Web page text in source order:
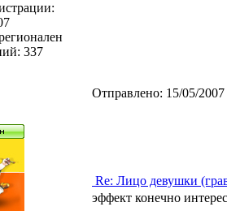
337
Отправлено: 15/05/
Re: Лицо девушки
эффект конечно